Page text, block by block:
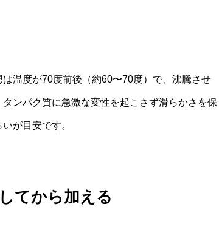
温度が70度前後（約60〜70度）で、沸騰させ
ンパク質に急激な変性を起こさず滑らかさを保
が目安です。
てから加える